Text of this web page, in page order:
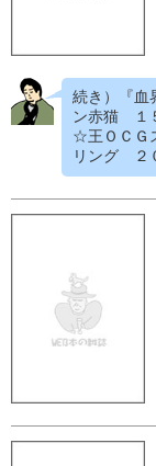
続き）『血
ン赤猫 １
☆王ＯＣＧ
リング ２